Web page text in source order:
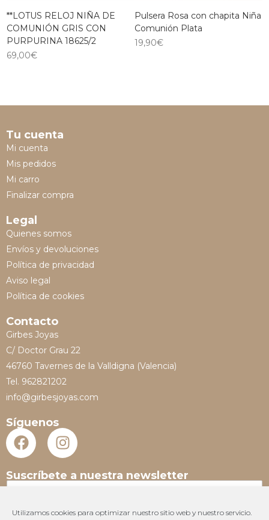
Utilizamos cookies para optimizar nuestro sitio web y nuestro servicio.
**LOTUS RELOJ NIÑA DE
COMUNIÓN GRIS CON
PURPURINA 18625/2
69,00€
Pulsera Rosa con chapita Niña
Comunión Plata
19,90€
Tu cuenta
Mi cuenta
Mis pedidos
Mi carro
Finalizar compra
Legal
Quienes somos
Envíos y devoluciones
Política de privacidad
Aviso legal
Política de cookies
Contacto
Girbes Joyas
C/ Doctor Grau 22
46760 Tavernes de la Valldigna (Valencia)
Tel. 962821202
info@girbesjoyas.com
Síguenos
Suscríbete a nuestra newsletter
N
m